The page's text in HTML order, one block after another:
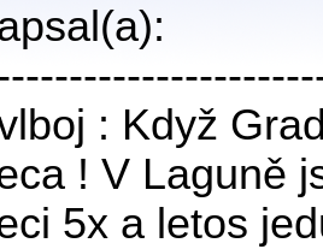
: Když
! V Laguně
5x a letos